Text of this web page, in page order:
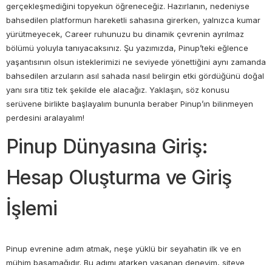
gerçekleşmediğini topyekun öğreneceğiz. Hazırlanın, nedeniyse
bahsedilen platformun hareketli sahasına girerken, yalnızca kumar
yürütmeyecek, Career ruhunuzu bu dinamik çevrenin ayrılmaz
bölümü yoluyla tanıyacaksınız. Şu yazımızda, Pinup’teki eğlence
yaşantısının olsun isteklerimizi ne seviyede yönettiğini aynı zamanda
bahsedilen arzuların asıl sahada nasıl belirgin etki gördüğünü doğal
yanı sıra titiz tek şekilde ele alacağız. Yaklaşın, söz konusu
serüvene birlikte başlayalım bununla beraber Pinup’ın bilinmeyen
perdesini aralayalım!
Pinup Dünyasına Giriş:
Hesap Oluşturma ve Giriş
İşlemi
Pinup evrenine adım atmak, neşe yüklü bir seyahatin ilk ve en
mühim basamağıdır. Bu adımı atarken yaşanan deneyim, siteye